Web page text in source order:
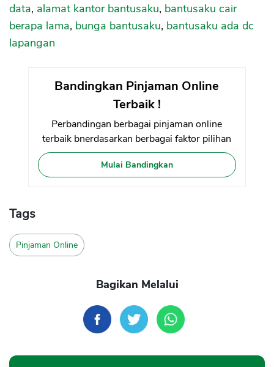
data, alamat kantor bantusaku, bantusaku cair
berapa lama, bunga bantusaku, bantusaku ada dc
lapangan
Bandingkan Pinjaman Online
Terbaik !
Perbandingan berbagai pinjaman online
terbaik bnerdasarkan berbagai faktor pilihan
Mulai Bandingkan
Tags
Pinjaman Online
Bagikan Melalui